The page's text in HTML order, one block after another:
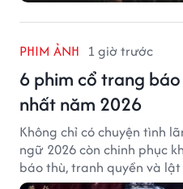
PHIM ẢNH 1 giờ trước
6 phim cổ trang
nhất năm 2026
Không chỉ có chuyện tình
ngữ 2026 còn chinh phục
báo thù, tranh quyền và